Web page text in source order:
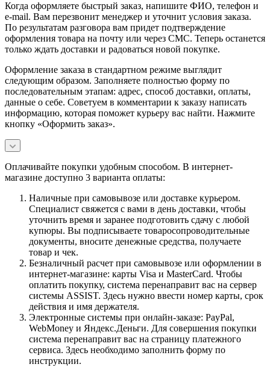
Когда оформляете быстрый заказ, напишите ФИО, телефон и
e-mail. Вам перезвонит менеджер и уточнит условия заказа.
По результатам разговора вам придет подтверждение
оформления товара на почту или через СМС. Теперь останется
только ждать доставки и радоваться новой покупке.
Оформление заказа в стандартном режиме выглядит
следующим образом. Заполняете полностью форму по
последовательным этапам: адрес, способ доставки, оплаты,
данные о себе. Советуем в комментарии к заказу написать
информацию, которая поможет курьеру вас найти. Нажмите
кнопку «Оформить заказ».
Оплачивайте покупки удобным способом. В интернет-
магазине доступно 3 варианта оплаты:
Наличные при самовывозе или доставке курьером.
Специалист свяжется с вами в день доставки, чтобы
уточнить время и заранее подготовить сдачу с любой
купюры. Вы подписываете товаросопроводительные
документы, вносите денежные средства, получаете
товар и чек.
Безналичный расчет при самовывозе или оформлении в
интернет-магазине: карты Visa и MasterCard. Чтобы
оплатить покупку, система перенаправит вас на сервер
системы ASSIST. Здесь нужно ввести номер карты, срок
действия и имя держателя.
Электронные системы при онлайн-заказе: PayPal,
WebMoney и Яндекс.Деньги. Для совершения покупки
система перенаправит вас на страницу платежного
сервиса. Здесь необходимо заполнить форму по
инструкции.